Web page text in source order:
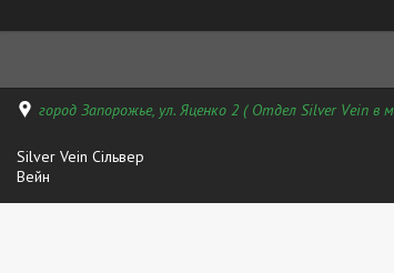
город Запорожье, ул. Яценко 2 ( Отдел Silver Vein в
Silver Vein Сільвер
Вейн